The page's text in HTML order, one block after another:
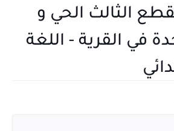
الثالث الحي و
في القرية - اللغة